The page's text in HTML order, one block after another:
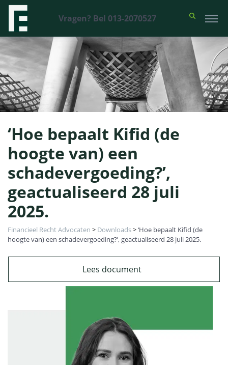
Vragen? Bel 013-2070527
‘Hoe bepaalt Kifid (de
hoogte van) een
schadevergoeding?’,
geactualiseerd 28 juli
2025.
Financieel Recht Advocaten > Downloads>‘Hoe bepaalt Kifid (de
hoogte van) een schadevergoeding?’, geactualiseerd 28 juli 2025.
Lees document